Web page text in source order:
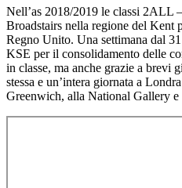
Nell’as 2018/2019 le classi 2ALL
Broadstairs nella regione del Kent
Regno Unito. Una settimana dal
KSE per il consolidamento delle
in classe, ma anche grazie a brevi
stessa e un’intera giornata a
Greenwich, alla National Gallery e